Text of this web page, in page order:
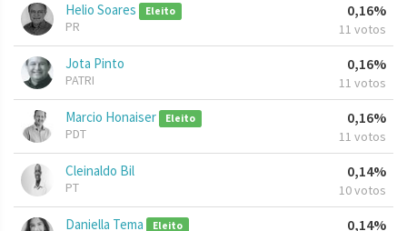
Helio Soares Eleito
PR
0,16%
11 votos
Jota Pinto
PATRI
0,16%
11 votos
Marcio Honaiser Eleito
PDT
0,16%
11 votos
Cleinaldo Bil
PT
0,14%
10 votos
Daniella Tema Eleito 0,14%